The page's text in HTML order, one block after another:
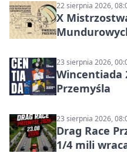
22 sierpnia 2026,
X
23 sierpnia 2026,
Wincentiada
Przemyśla
23 sierpnia 2026,
Drag Race
1/4 mili